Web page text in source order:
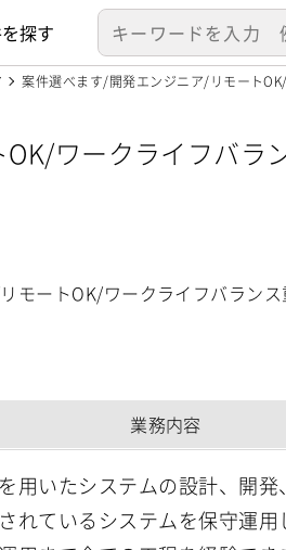
探す
案件選べます/開発エンジニア/リモート
ワークライフバラ
モートOK/ワークライフバラン
業務内容
用いたシステムの設計、開発
れているシステムを保守運用